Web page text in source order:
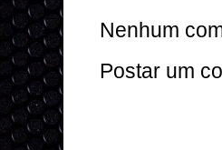
Nenhum
Postar um